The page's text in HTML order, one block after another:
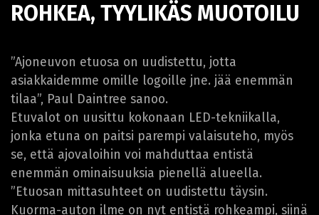
ROHKEA, TYYLIKÄS MUOTOILU
”Ajoneuvon etuosa on uudistettu, jotta
asiakkaidemme omille logoille jne. jää enemmän
tilaa”, Paul Daintree sanoo.
Etuvalot on uusittu kokonaan LED-tekniikalla,
jonka etuna on paitsi parempi valaisuteho, myös
se, että ajovaloihin voi mahduttaa entistä
enemmän ominaisuuksia pienellä alueella.
”Etuosan mittasuhteet on uudistettu täysin.
Kuorma-auton ilme on nyt entistä rohkeampi, siinä